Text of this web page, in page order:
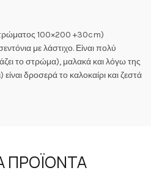
100×200 +30cm)
με λάστιχο. Είναι πολύ
το στρώμα), μαλακά και λόγω της
δροσερά το καλοκαίρι και ζεστά
ΠΡΟΪΌΝΤΑ